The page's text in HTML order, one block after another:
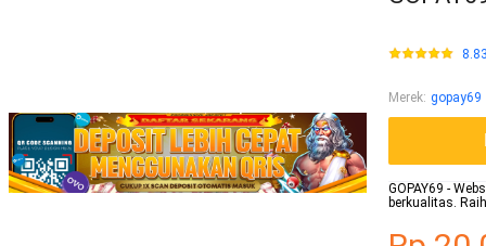
Merek: gopay69
GOPAY69 -
berkualitas.